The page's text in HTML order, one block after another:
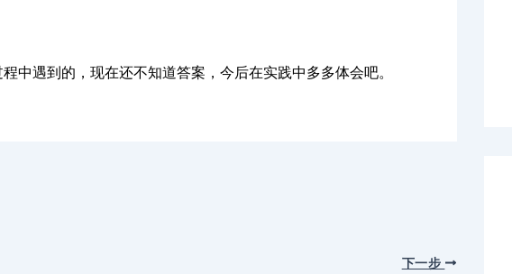
中遇到的，现在还不知道答案，今后在实践中多多体会吧。
下一步